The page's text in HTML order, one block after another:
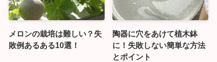
メロンの栽培は難しい？失
敗例あるある10選！
陶器に穴をあけて植木鉢
に！失敗しない簡単な方法
とポイント